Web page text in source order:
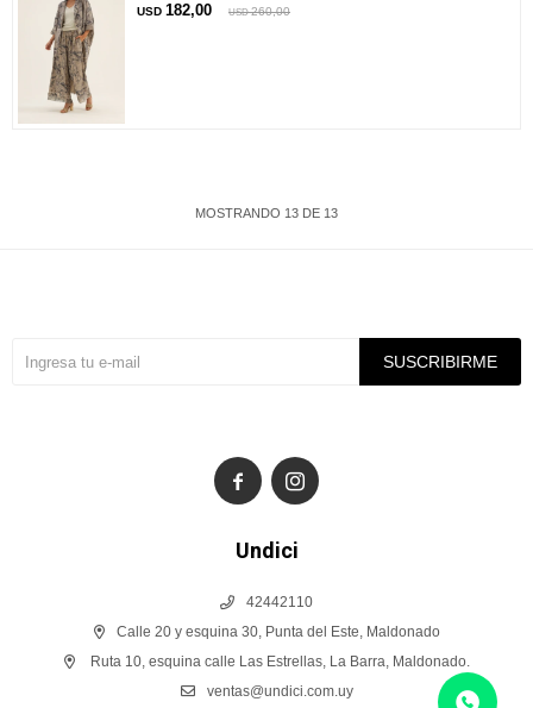
USD 182,00 USD 260,00
MOSTRANDO 13 DE 13
Undici
42442110
Calle 20 y esquina 30, Punta del Este, Maldonado
Ruta 10, esquina calle Las Estrellas, La Barra, Maldonado.
ventas@undici.com.uy
SUSCRIBIRME
 